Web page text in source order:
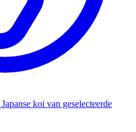
Japanse koi van geselecteerde